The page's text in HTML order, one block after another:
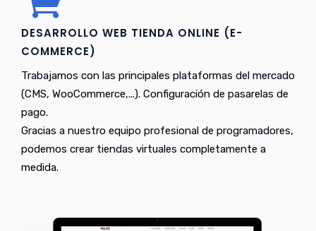
DESARROLLO WEB TIENDA ONLINE (E-
COMMERCE)
Trabajamos con las principales plataformas del mercado
(CMS, WooCommerce,...). Configuración de pasarelas de
pago.
Gracias a nuestro equipo profesional de programadores,
podemos crear tiendas virtuales completamente a
medida.